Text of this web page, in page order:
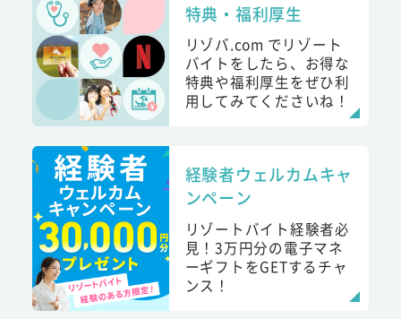
特典・福利厚生
リゾバ.com でリゾート
バイトをしたら、お得な
特典や福利厚生をぜひ利
用してみてくださいね！
経験者ウェルカムキャ
ンペーン
リゾートバイト経験者必
見！3万円分の電子マネ
ーギフトをGETするチャ
ンス！